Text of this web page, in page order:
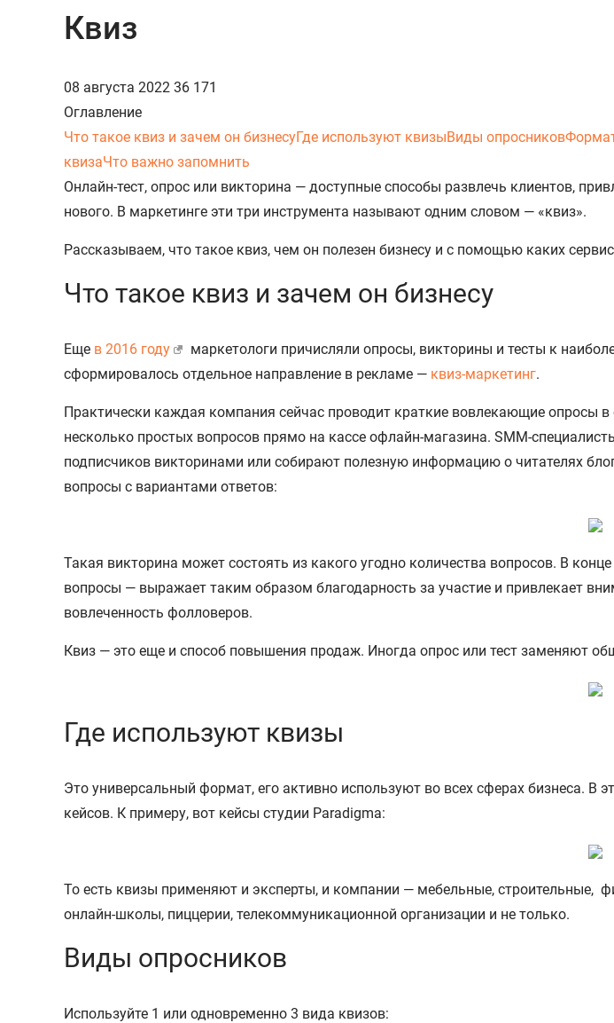
Квиз
08 августа 2022 36 171
Оглавление
Что такое квиз и зачем он бизнесуГде используют квизыВиды опросников
квизаЧто важно запомнить
Онлайн-тест, опрос или викторина — доступные способы развлечь клиентов,
нового. В маркетинге эти три инструмента называют одним словом — «квиз».
Рассказываем, что такое квиз, чем он полезен бизнесу и с помощью каких
Что такое квиз и зачем он бизнесу
Еще в 2016 году
маркетологи причисляли опросы, викторины и тесты к
сформировалось отдельное направление в рекламе — квиз-маркетинг.
Практически каждая компания сейчас проводит краткие вовлекающие опросы в
несколько простых вопросов прямо на кассе офлайн-магазина. SMM-
подписчиков викторинами или собирают полезную информацию о читателях
вопросы с вариантами ответов:
Такая викторина может состоять из какого угодно количества вопросов. В
вопросы — выражает таким образом благодарность за участие и привлекает
вовлеченность фолловеров.
Квиз — это еще и способ повышения продаж. Иногда опрос или тест заменяют
Где используют квизы
Это универсальный формат, его активно используют во всех сферах бизнеса. В
кейсов. К примеру, вот кейсы студии Paradigma:
То есть квизы применяют и эксперты, и компании — мебельные, строительные,
онлайн-школы, пиццерии, телекоммуникационной организации и не только.
Виды опросников
Используйте 1 или одновременно 3 вида квизов: